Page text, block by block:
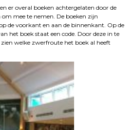
er overal boeken achtergelaten door de
mee te nemen. De boeken zijn
de voorkant en aan de binnenkant. Op de
het boek staat een code. Door deze in te
welke zwerfroute het boek al heeft